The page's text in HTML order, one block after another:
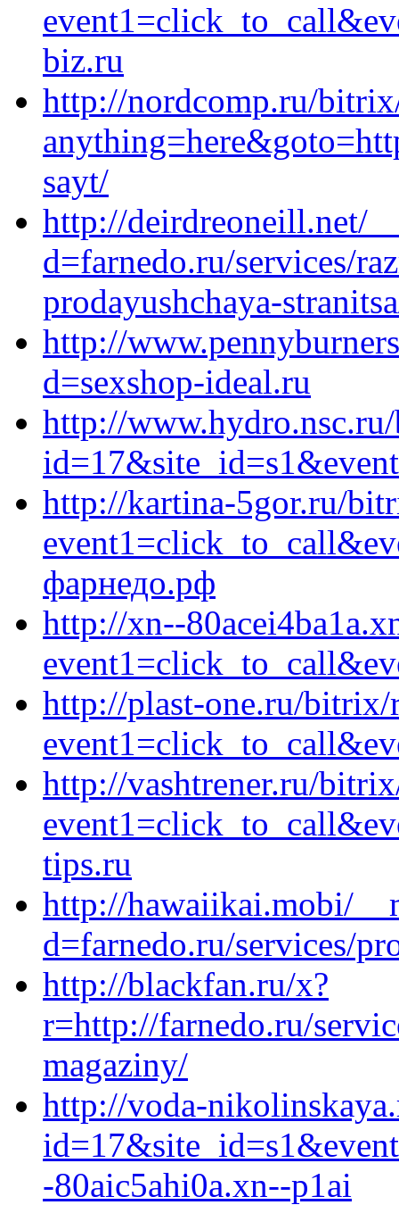
biz.ru
http://nordcomp.ru/
sayt/
http://deirdreoneill.net/
d=farnedo.ru/services/
prodayushchaya-
http://
d=sexshop-ideal.ru
http://
http://kartina-5gor.ru/
фарнедо.рф
http://xn--
http://plast-one.ru/bitrix/
http://vashtrener.ru/
tips.ru
http://hawaiikai.mobi/
d=farnedo.ru/services/
http://blackfan.ru/x?
r=http://farnedo.ru/
magaziny/
http://voda-
-80aic5ahi0a.xn--p1ai